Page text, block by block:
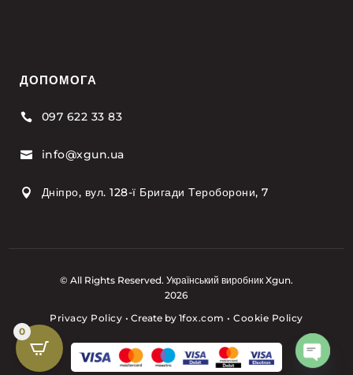
ДОПОМОГА
 097 622 33 83
 info@xgun.ua
 Дніпро, вул. 128-ї Бригади Тероборони, 7
© All Rights Reserved. Український виробник Xgun.
2026
Privacy Policy • Create by 1fox.com•Cookie Policy
0